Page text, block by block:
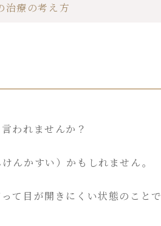
治療の考え方
われませんか？
んかすい）かもしれません。
て目が開きにくい状態のことで